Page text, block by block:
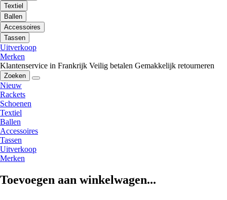
Textiel
Ballen
Accessoires
Tassen
Uitverkoop
Merken
Klantenservice in Frankrijk Veilig betalen Gemakkelijk retourneren
Zoeken
Nieuw
Rackets
Schoenen
Textiel
Ballen
Accessoires
Tassen
Uitverkoop
Merken
Toevoegen aan winkelwagen...